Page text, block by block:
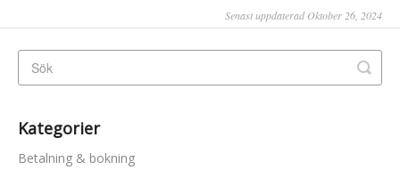
Senast uppdaterad Oktober 26, 2024
Kategorier
Betalning & bokning